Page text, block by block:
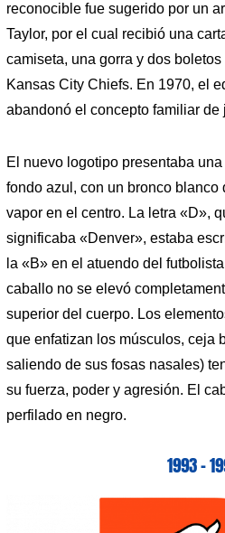
reconocible fue sugerido por un
Taylor, por el cual recibió una
camiseta, una gorra y dos
Kansas City Chiefs. En 1970, el
abandonó el concepto familiar de
El nuevo logotipo presentaba
fondo azul, con un bronco
vapor en el centro. La letra «D»,
significaba «Denver», estaba
la «B» en el atuendo del
caballo no se elevó
superior del cuerpo. Los
que enfatizan los músculos, ceja
saliendo de sus fosas nasales)
su fuerza, poder y agresión. El
perfilado en negro.
1993 –